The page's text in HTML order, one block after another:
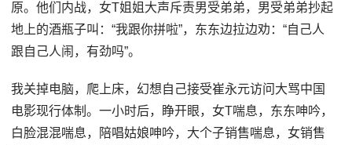
原。他们内战，女T姐姐大声斥责男受弟弟，男受弟弟抄起
地上的酒瓶子叫：“我跟你拼啦”，东东边拉边劝：“自己人
跟自己人闹，有劲吗”。
我关掉电脑，爬上床，幻想自己接受崔永元访问大骂中国
电影现行体制。一小时后，睁开眼，女T喘息，东东呻吟，
白脸混混喘息，陪唱姑娘呻吟，大个子销售喘息，女销售